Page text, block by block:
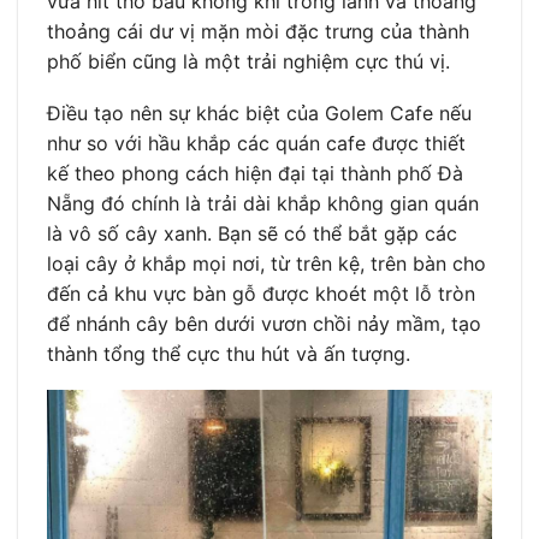
thoảng cái dư vị mặn mòi đặc trưng của thành
phố biển cũng là một trải nghiệm cực thú vị.
Điều tạo nên sự khác biệt của Golem Cafe nếu
như so với hầu khắp các quán cafe được thiết
kế theo phong cách hiện đại tại thành phố Đà
Nẵng đó chính là trải dài khắp không gian quán
là vô số cây xanh. Bạn sẽ có thể bắt gặp các
loại cây ở khắp mọi nơi, từ trên kệ, trên bàn cho
đến cả khu vực bàn gỗ được khoét một lỗ tròn
để nhánh cây bên dưới vươn chồi nảy mầm, tạo
thành tổng thể cực thu hút và ấn tượng.